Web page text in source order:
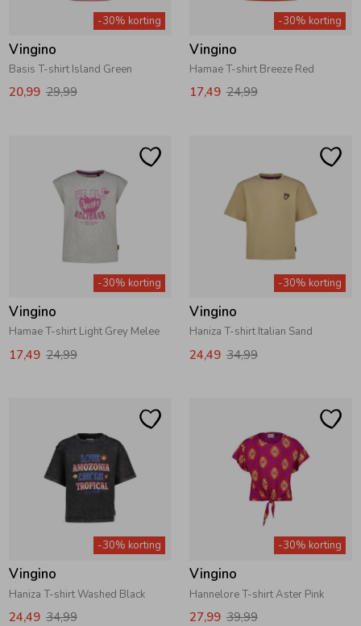
Kledingaccessoires
Beenmode
Rompers
Regenkleding &-laarzen
Zomeraccessoires
Kledingaccessoires
Beenmode
-30% korting
Vingino
Basis T-shirt Island Green
20,99 29,99
-30% korting
Vingino
Hamae T-shirt Breeze Red
17,49 24,99
-30% korting
Vingino
Hamae T-shirt Light Grey Melee
17,49 24,99
-30% korting
Vingino
Haniza T-shirt Italian Sand
24,49 34,99
-30% korting
Vingino
Haniza T-shirt Washed Black
24,49 34,99
-30% korting
Vingino
Hannelore T-shirt Aster Pink
27,99 39,99